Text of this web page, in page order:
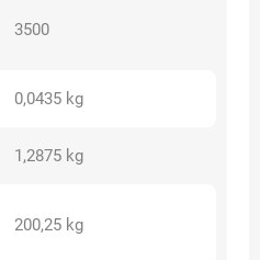
3500
0,0435 kg
1,2875 kg
200,25 kg